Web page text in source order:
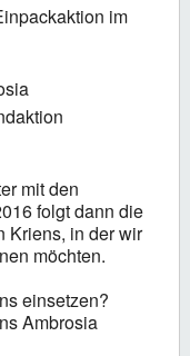
im
mit den
folgt dann die
Kriens, in der wir
möchten.
einsetzen?
Ambrosia